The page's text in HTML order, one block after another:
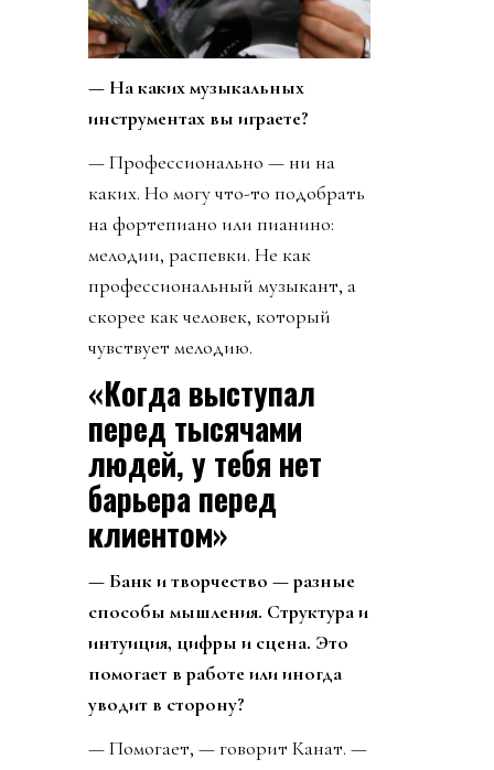
— На каких музыкальных
инструментах вы играете?
— Профессионально — ни на
каких. Но могу что-то подобрать
на фортепиано или пианино:
мелодии, распевки. Не как
профессиональный музыкант, а
скорее как человек, который
чувствует мелодию.
«Когда выступал
перед тысячами
людей, у тебя нет
барьера перед
клиентом»
— Банк и творчество — разные
способы мышления. Структура и
интуиция, цифры и сцена. Это
помогает в работе или иногда
уводит в сторону?
— Помогает, — говорит Канат. —